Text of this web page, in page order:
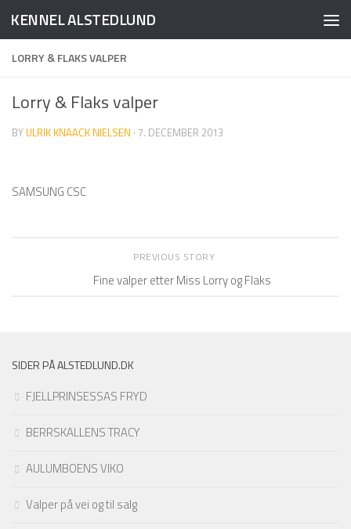
Skip to content
KENNEL ALSTEDLUND
LORRY & FLAKS VALPER
Lorry & Flaks valper
BY ULRIK KNAACK NIELSEN · 7. DECEMBER 2013
SAMSUNG CSC
PREVIOUS STORY
Fine valper etter Miss Lorry og Flaks
SIDER PÅ ALSTEDLUND.DK
FJELLPRINSESSAS FRYD
BERRSKALLENS TRACY
AULUMBOENS VIKO
Valper på vei og til salg